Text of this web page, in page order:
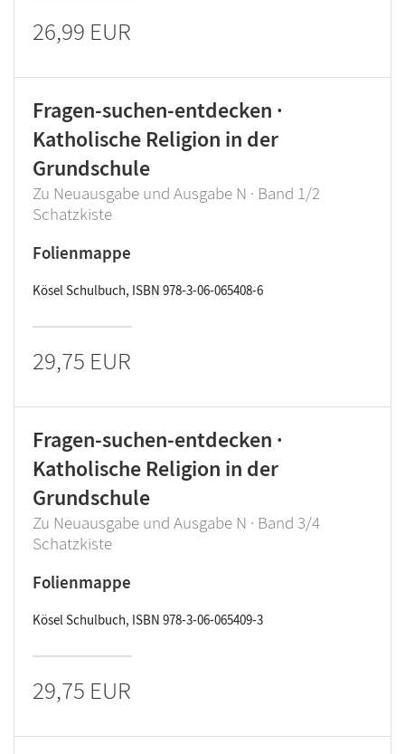
26,99 EUR
Fragen-suchen-entdecken ·
Katholische Religion in der
Grundschule
Zu Neuausgabe und Ausgabe N · Band 1/2
Schatzkiste
Folienmappe
Kösel Schulbuch, ISBN 978-3-06-065408-6
29,75 EUR
Fragen-suchen-entdecken ·
Katholische Religion in der
Grundschule
Zu Neuausgabe und Ausgabe N · Band 3/4
Schatzkiste
Folienmappe
Kösel Schulbuch, ISBN 978-3-06-065409-3
29,75 EUR